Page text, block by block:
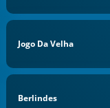
Jogo Da Velha
Berlindes